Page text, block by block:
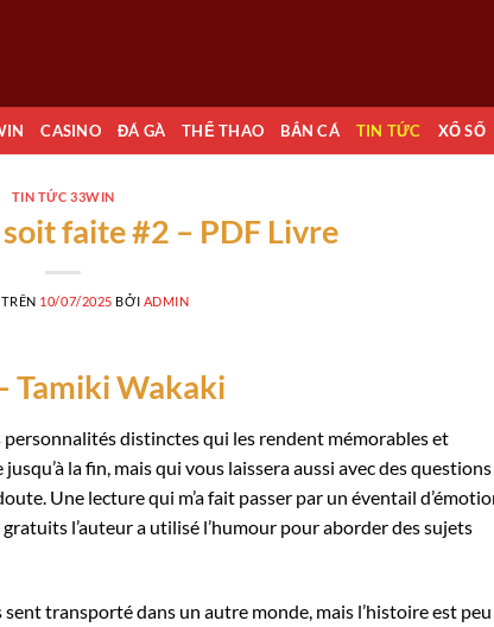
CASINO ĐÁ GÀ THỂ THAO BẮN CÁ TIN TỨC XỔ SỐ
TIN TỨC 33WIN
faite #2 – PDF Livre
10/07/2025 BỞI ADMIN
Tamiki Wakaki
distinctes qui les rendent mémorables et
la fin, mais qui vous laissera aussi avec des questions
Une lecture qui m’a fait passer par un éventail
l’auteur a utilisé l’humour pour aborder des sujets
transporté dans un autre monde, mais l’histoire est peu